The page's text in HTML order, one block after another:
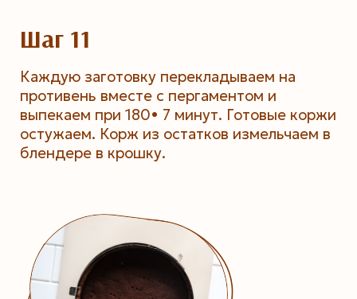
Шаг 11
Каждую заготовку перекладываем на
противень вместе с пергаментом и
выпекаем при 180• 7 минут. Готовые коржи
остужаем. Корж из остатков измельчаем в
блендере в крошку.